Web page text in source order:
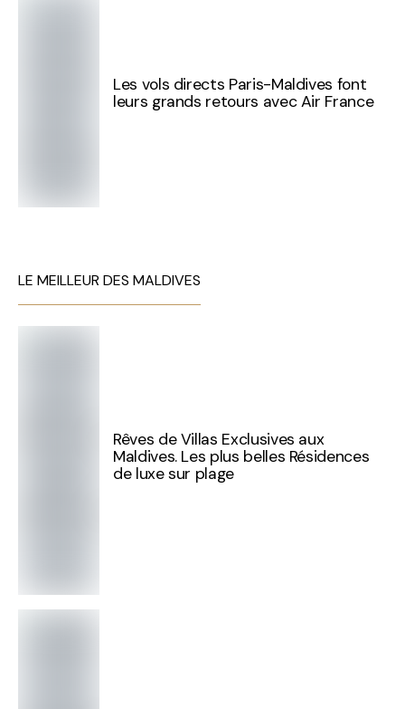
Les vols directs Paris-Maldives font
leurs grands retours avec Air France
LE MEILLEUR DES MALDIVES
Rêves de Villas Exclusives aux
Maldives. Les plus belles Résidences
de luxe sur plage